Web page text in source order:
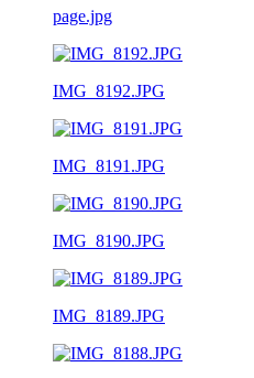
page.jpg
IMG_8192.JPG
IMG_8191.JPG
IMG_8190.JPG
IMG_8189.JPG